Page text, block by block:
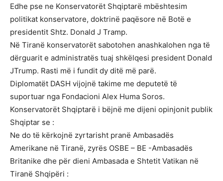
Edhe pse ne Konservatorët Shqiptarë mbështesim
politikat konservatore, doktrinë paqësore në Botë e
presidentit Shtz. Donald J Tramp.
Në Tiranë konservatorët sabotohen anashkalohen nga të
dërguarit e administratës tuaj shkëlqesi president Donald
JTrump. Rasti më i fundit dy ditë më parë.
Diplomatët DASH vijojnë takime me deputetë të
suportuar nga Fondacioni Alex Huma Soros.
Konservatorët Shqiptarë i bëjnë me dijeni opinjonit publik
Shqiptar se :
Ne do të kërkojnë zyrtarisht pranë Ambasadës
Amerikane në Tiranë, zyrës OSBE – BE -Ambasadës
Britanike dhe për dieni Ambasada e Shtetit Vatikan në
Tiranë Shqipëri :